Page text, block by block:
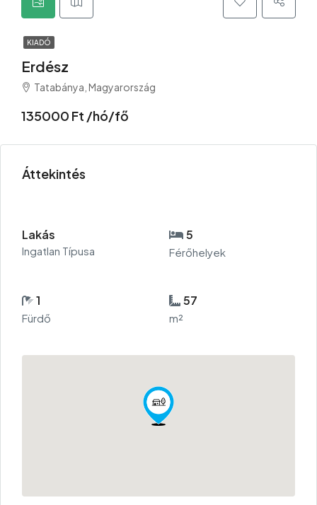
KIADÓ
Erdész
Tatabánya, Magyarország
135000 Ft /hó/fő
Áttekintés
Lakás
Ingatlan Típusa
5
Férőhelyek
1
Fürdő
57
m²